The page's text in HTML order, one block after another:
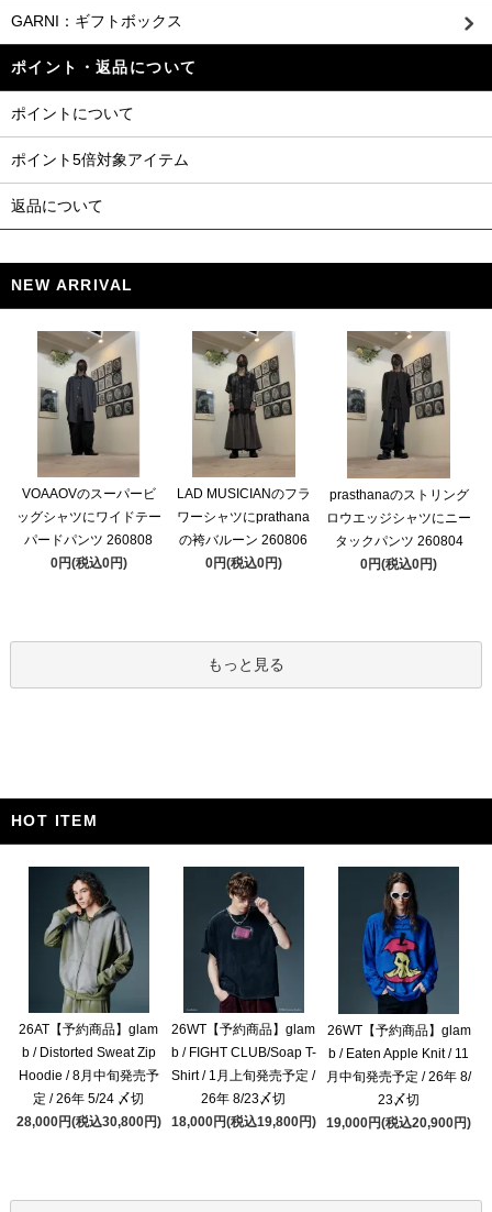
GARNI：ギフトボックス
ポイント・返品について
ポイントについて
ポイント5倍対象アイテム
返品について
NEW ARRIVAL
VOAAOVのスーパービ
ッグシャツにワイドテー
パードパンツ 260808
0円(税込0円)
LAD MUSICIANのフラ
ワーシャツにprathana
の袴バルーン 260806
0円(税込0円)
prasthanaのストリング
ロウエッジシャツにニー
タックパンツ 260804
0円(税込0円)
もっと見る
HOT ITEM
26AT【予約商品】glam
b / Distorted Sweat Zip
Hoodie / 8月中旬発売予
定 / 26年 5/24 〆切
28,000円(税込30,800円)
26WT【予約商品】glam
b / FIGHT CLUB/Soap T-
Shirt / 1月上旬発売予定 /
26年 8/23〆切
18,000円(税込19,800円)
26WT【予約商品】glam
b / Eaten Apple Knit / 11
月中旬発売予定 / 26年 8/
23〆切
19,000円(税込20,900円)